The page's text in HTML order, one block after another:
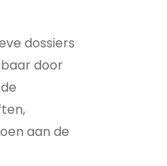
dossiers
door
aan de